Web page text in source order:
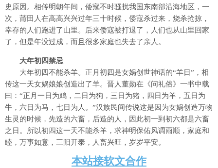
史原因。相传明朝年间，倭寇不时骚扰我国东南部沿海地区，一
次，莆田人在高高兴兴过年三十时候，倭寇杀过来，烧杀抢掠，
幸存的人们跑进了山里。后来倭寇被打退了，人们也从山里回家
了，但是年没过成，而且很多家庭也失去了亲人。
大年初四禁忌
大年初四不能杀羊。正月初四是女娲创世神话的“羊日”，相
传这一天女娲娘娘创造出了羊。晋人董勋在《问礼俗》一书中载
曰：“正月一日为鸡，二日为狗，三日为猪，四日为羊，五日为
牛，六日为马，七日为人。”汉族民间传说这是因为女娲创造万物
生灵的时候，先造的六畜，后造的人，因此初一到初六都是六畜
之日。所以初四这一天不能杀羊，求神明保佑风调雨顺，家庭和
睦，万事如意，三阳开泰，人畜兴旺，岁岁平安。
本站接软文合作